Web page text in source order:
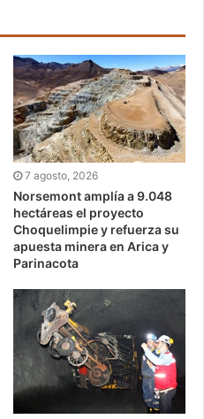
7 agosto, 2026
Norsemont amplía a 9.048
hectáreas el proyecto
Choquelimpie y refuerza su
apuesta minera en Arica y
Parinacota